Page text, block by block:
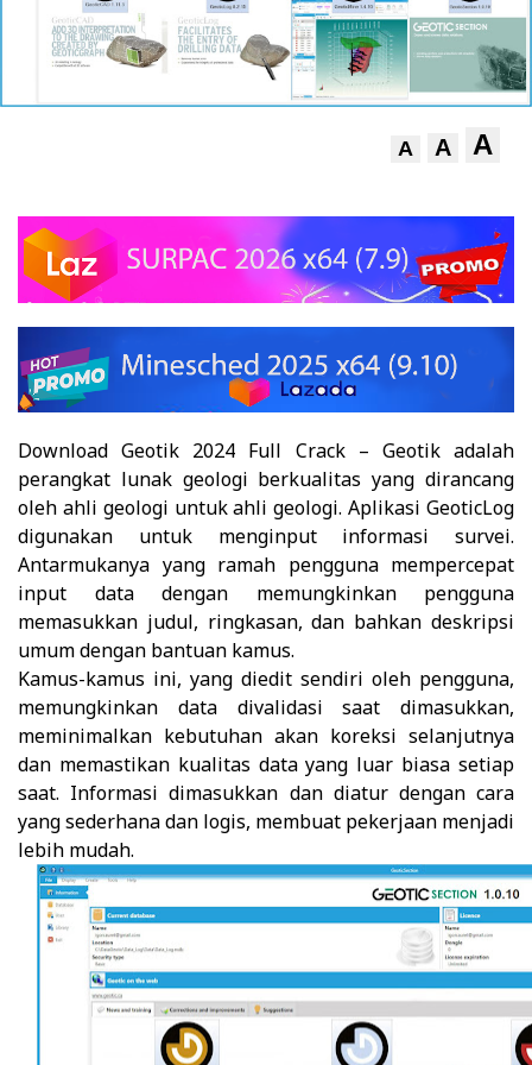
A A A
Download Geotik 2024 Full Crack– Geotik adalah
perangkat lunak geologi berkualitas yang dirancang
oleh ahli geologi untuk ahli geologi. Aplikasi GeoticLog
digunakan untuk menginput informasi survei.
Antarmukanya yang ramah pengguna mempercepat
input data dengan memungkinkan pengguna
memasukkan judul, ringkasan, dan bahkan deskripsi
umum dengan bantuan kamus.
Kamus-kamus ini, yang diedit sendiri oleh pengguna,
memungkinkan data divalidasi saat dimasukkan,
meminimalkan kebutuhan akan koreksi selanjutnya
dan memastikan kualitas data yang luar biasa setiap
saat. Informasi dimasukkan dan diatur dengan cara
yang sederhana dan logis, membuat pekerjaan menjadi
lebih mudah.